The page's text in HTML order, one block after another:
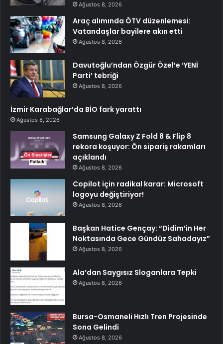
Ağustos 8, 2026
Araç alımında ÖTV düzenlemesi:
Vatandaşlar bayilere akın etti
Ağustos 8, 2026
Davutoğlu’ndan Özgür Özel’e ‘YENİ
Parti’ tebriği
Ağustos 8, 2026
İzmir Karabağlar’da BİO fark yarattı
Ağustos 8, 2026
Samsung Galaxy Z Fold 8 & Flip 8
rekora koşuyor: Ön sipariş rakamları
açıklandı
Ağustos 8, 2026
Copilot için radikal karar: Microsoft
logoyu değiştiriyor!
Ağustos 8, 2026
Başkan Hatice Gençay: “Didim’in Her
Noktasında Gece Gündüz Sahadayız”
Ağustos 8, 2026
Ala’dan Saygısız Sloganlara Tepki
Ağustos 8, 2026
Bursa-Osmaneli Hızlı Tren Projesinde
Sona Gelindi
Ağustos 8, 2026